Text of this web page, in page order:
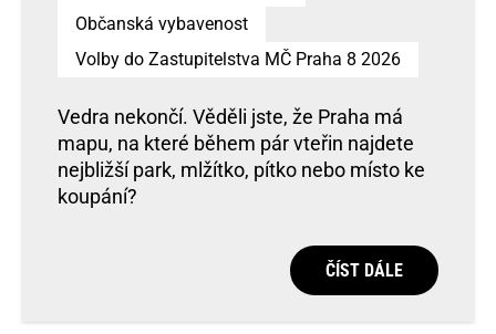
Občanská vybavenost
Volby do Zastupitelstva MČ Praha 8 2026
Vedra nekončí. Věděli jste, že Praha má
mapu, na které během pár vteřin najdete
nejbližší park, mlžítko, pítko nebo místo ke
koupání?
ČÍST DÁLE